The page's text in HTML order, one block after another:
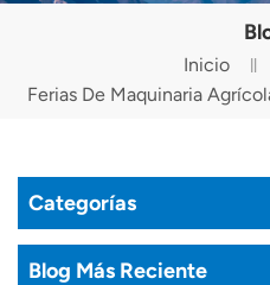
Русский
Inicio
Ferias De Maquinaria
Categorías
Blog Más Reciente